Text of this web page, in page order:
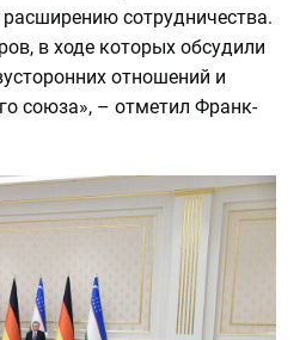
сотрудничества.
в ходе которых обсудили
отношений и
союза», – отметил Франк-